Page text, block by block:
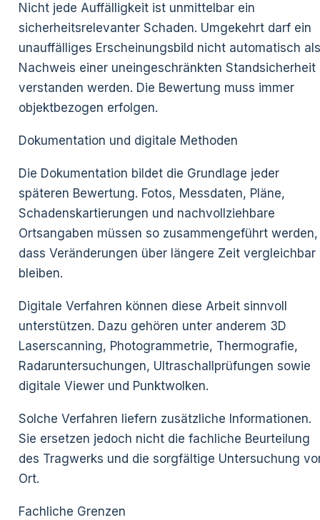
Nicht jede Auffälligkeit ist unmittelbar ein
sicherheitsrelevanter Schaden. Umgekehrt darf ein
unauffälliges Erscheinungsbild nicht automatisch als
Nachweis einer uneingeschränkten Standsicherheit
verstanden werden. Die Bewertung muss immer
objektbezogen erfolgen.
Dokumentation und digitale Methoden
Die Dokumentation bildet die Grundlage jeder
späteren Bewertung. Fotos, Messdaten, Pläne,
Schadenskartierungen und nachvollziehbare
Ortsangaben müssen so zusammengeführt werden,
dass Veränderungen über längere Zeit vergleichbar
bleiben.
Digitale Verfahren können diese Arbeit sinnvoll
unterstützen. Dazu gehören unter anderem 3D
Laserscanning, Photogrammetrie, Thermografie,
Radaruntersuchungen, Ultraschallprüfungen sowie
digitale Viewer und Punktwolken.
Solche Verfahren liefern zusätzliche Informationen.
Sie ersetzen jedoch nicht die fachliche Beurteilung
des Tragwerks und die sorgfältige Untersuchung
Ort.
Fachliche Grenzen